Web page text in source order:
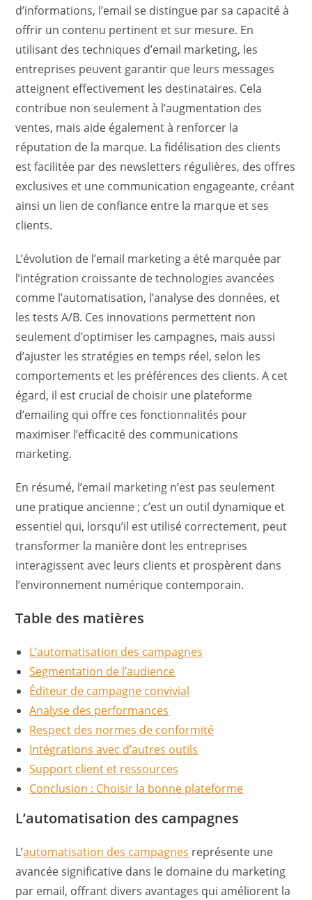
d’informations, l’email se distingue par sa capacité à
offrir un contenu pertinent et sur mesure. En
utilisant des techniques d’email marketing, les
entreprises peuvent garantir que leurs messages
atteignent effectivement les destinataires. Cela
contribue non seulement à l’augmentation des
ventes, mais aide également à renforcer la
réputation de la marque. La fidélisation des clients
est facilitée par des newsletters régulières, des offres
exclusives et une communication engageante, créant
ainsi un lien de confiance entre la marque et ses
clients.
L’évolution de l’email marketing a été marquée par
l’intégration croissante de technologies avancées
comme l’automatisation, l’analyse des données, et
les tests A/B. Ces innovations permettent non
seulement d’optimiser les campagnes, mais aussi
d’ajuster les stratégies en temps réel, selon les
comportements et les préférences des clients. A cet
égard, il est crucial de choisir une plateforme
d’emailing qui offre ces fonctionnalités pour
maximiser l’efficacité des communications
marketing.
En résumé, l’email marketing n’est pas seulement
une pratique ancienne ; c’est un outil dynamique et
essentiel qui, lorsqu’il est utilisé correctement, peut
transformer la manière dont les entreprises
interagissent avec leurs clients et prospèrent dans
l’environnement numérique contemporain.
Table des matières
L’automatisation des campagnes
Segmentation de l’audience
Éditeur de campagne convivial
Analyse des performances
Respect des normes de conformité
Intégrations avec d’autres outils
Support client et ressources
Conclusion : Choisir la bonne plateforme
L’automatisation des campagnes
L’automatisation des campagnes représente une
avancée significative dans le domaine du marketing
par email, offrant divers avantages qui améliorent la